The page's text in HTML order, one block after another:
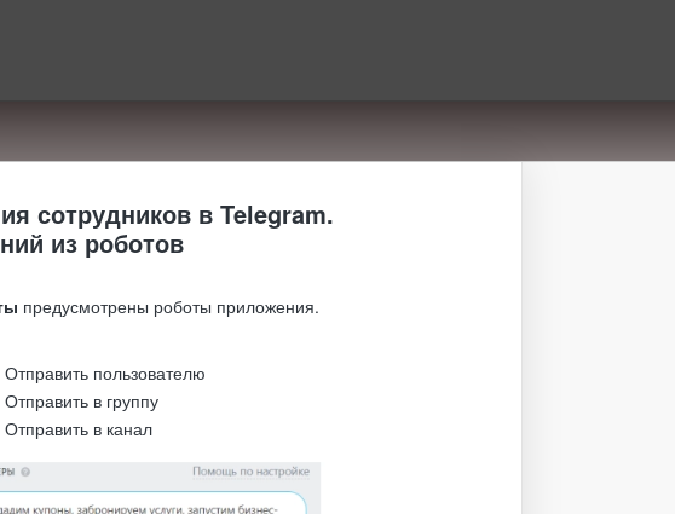
сотрудников в Telegram.
из роботов
предусмотрены роботы приложения.
пользователю
в группу
в канал